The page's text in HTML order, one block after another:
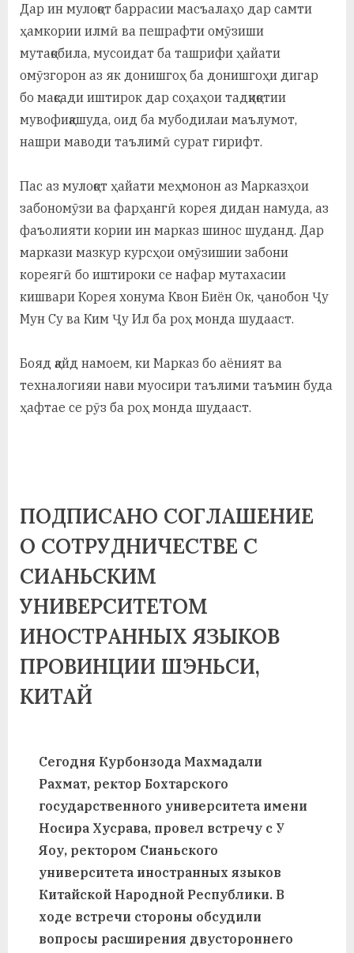
в
Дар ин мулоқот баррасии масъалаҳо дар самти
ҳамкории илмӣ ва пешрафти омӯзиши
мутақобила, мусоидат ба ташрифи ҳайати
омӯзгорон аз як донишгоҳ ба донишгоҳи дигар
бо мақсади иштирок дар соҳаҳои тадқиқотии
мувофиқашуда, оид ба мубодилаи маълумот,
нашри маводи таълимӣ сурат гирифт.
Пас аз мулоқот ҳайати меҳмонон аз Марказҳои
забономӯзи ва фарҳангӣ корея дидан намуда, аз
фаъолияти кории ин марказ шинос шуданд. Дар
маркази мазкур курсҳои омӯзишии забони
кореягӣ бо иштироки се нафар мутахасии
кишвари Корея хонума Квон Биён Ок, ҷанобон Ҷу
Мун Су ва Ким Ҷу Ил ба роҳ монда шудааст.
Бояд қайд намоем, ки Марказ бо аёният ва
техналогияи нави муосири таълими таъмин буда
ҳафтае се рӯз ба роҳ монда шудааст.
ПОДПИСАНО СОГЛАШЕНИЕ
О СОТРУДНИЧЕСТВЕ С
СИАНЬСКИМ
УНИВЕРСИТЕТОМ
ИНОСТРАННЫХ ЯЗЫКОВ
ПРОВИНЦИИ ШЭНЬСИ,
КИТАЙ
Сегодня Курбонзода Махмадали
Рахмат, ректор Бохтарского
государственного университета имени
Носира Хусрава, провел встречу с У
Яоу, ректором Сианьского
университета иностранных языков
Китайской Народной Республики. В
ходе встречи стороны обсудили
вопросы расширения двустороннего